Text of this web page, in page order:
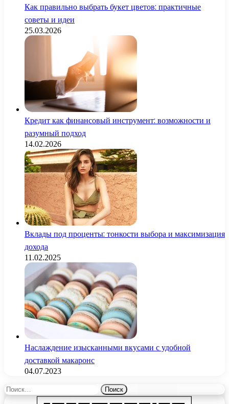
Как правильно выбрать букет цветов: практичные
советы и идеи
25.03.2026
Кредит как финансовый инструмент: возможности и
разумный подход
14.02.2026
Вклады под проценты: тонкости выбора и максимизация
дохода
11.02.2025
Наслаждение изысканными вкусами с удобной
доставкой макаронс
04.07.2023
Найти: